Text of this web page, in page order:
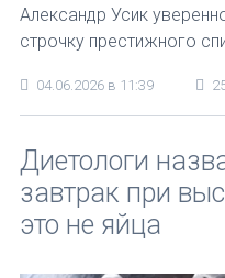
Александр Усик
строчку престижного
04.06.2026 в 11:39
Диетологи
завтрак при
это не яйца